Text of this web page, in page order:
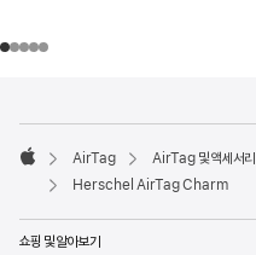
Apple
AirTag AirTag 및 액세서리
Herschel AirTag Charm
쇼핑 및 알아보기